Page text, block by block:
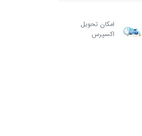
امکان تحویل
اکسپرس